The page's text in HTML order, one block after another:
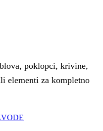
poklopci, krivine,
elementi za kompletno